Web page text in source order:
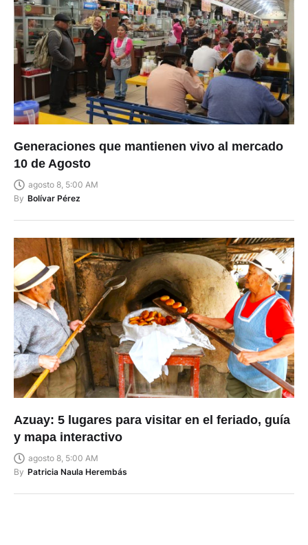
Generaciones que mantienen vivo al mercado
10 de Agosto
agosto 8, 5:00 AM
By Bolívar Pérez
Azuay: 5 lugares para visitar en el feriado, guía
y mapa interactivo
agosto 8, 5:00 AM
By Patricia Naula Herembás